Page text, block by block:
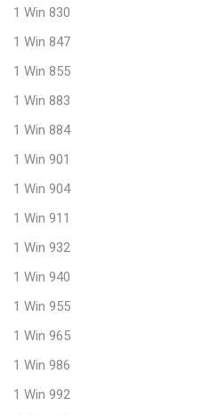
1 Win 830
1 Win 847
1 Win 855
1 Win 883
1 Win 884
1 Win 901
1 Win 904
1 Win 911
1 Win 932
1 Win 940
1 Win 955
1 Win 965
1 Win 986
1 Win 992